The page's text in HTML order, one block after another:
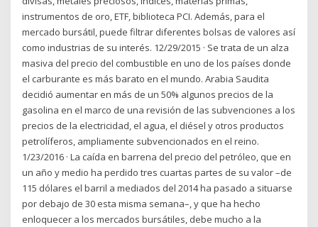
instrumentos de oro, ETF, biblioteca PCI. Además, para el
mercado bursátil, puede filtrar diferentes bolsas de valores así
como industrias de su interés. 12/29/2015 · Se trata de un alza
masiva del precio del combustible en uno de los países donde
el carburante es más barato en el mundo. Arabia Saudita
decidió aumentar en más de un 50% algunos precios de la
gasolina en el marco de una revisión de las subvenciones a los
precios de la electricidad, el agua, el diésel y otros productos
petrolíferos, ampliamente subvencionados en el reino.
1/23/2016 · La caída en barrena del precio del petróleo, que en
un año y medio ha perdido tres cuartas partes de su valor –de
115 dólares el barril a mediados del 2014 ha pasado a situarse
por debajo de 30 esta misma semana–, y que ha hecho
enloquecer a los mercados bursátiles, debe mucho a la